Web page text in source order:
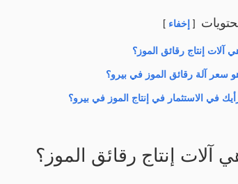
إخفاء
آلات إنتاج رقائق الموز؟
سعر آلة رقائق الموز في بيرو؟
في الاستثمار في إنتاج الموز في بيرو؟
آلات إنتاج رقائق الموز؟